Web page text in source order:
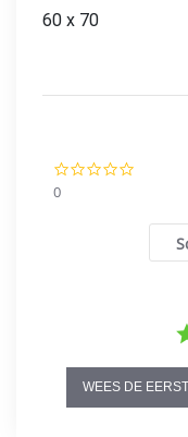
60 x 70
0
WEES DE